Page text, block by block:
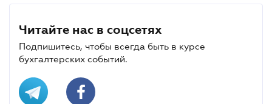
Читайте нас в соцсетях
Подпишитесь, чтобы всегда быть в курсе
бухгалтерских событий.